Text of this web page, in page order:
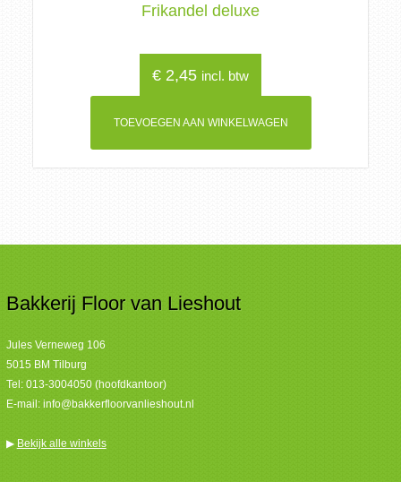
Frikandel deluxe
€ 2,45 incl. btw
TOEVOEGEN AAN WINKELWAGEN
Bakkerij Floor van Lieshout
Jules Verneweg 106
5015 BM Tilburg
Tel: 013-3004050 (hoofdkantoor)
E-mail: info@bakkerfloorvanlieshout.nl
▶ Bekijk alle winkels